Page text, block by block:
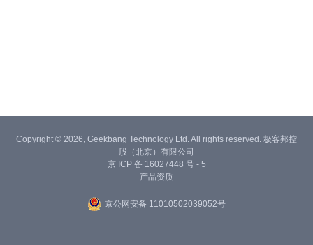
Copyright © 2026, Geekbang Technology Ltd. All rights reserved. 极客邦控
股（北京）有限公司
京 ICP 备 16027448 号 - 5
产品资质
京公网安备 11010502039052号